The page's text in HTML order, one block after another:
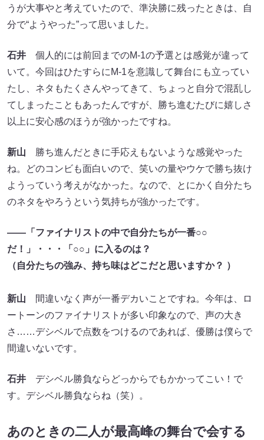
うが大事やと考えていたので、準決勝に残ったときは、自
分で“ようやった”って思いました。
石井 個人的には前回までのM-1の予選とは感覚が違って
いて。今回はひたすらにM-1を意識して舞台にも立ってい
たし、ネタもたくさんやってきて、ちょっと自分で混乱し
てしまったこともあったんですが、勝ち進むたびに嬉しさ
以上に安心感のほうが強かったですね。
新山 勝ち進んだときに手応えもないような感覚やった
ね。どのコンビも面白いので、笑いの量やウケで勝ち抜け
ようっていう考えがなかった。なので、とにかく自分たち
のネタをやろうという気持ちが強かったです。
――「ファイナリストの中で自分たちが一番○○
だ！」・・・「○○」に入るのは？
（自分たちの強み、持ち味はどこだと思いますか？ ）
新山 間違いなく声が一番デカいことですね。今年は、ロ
ートーンのファイナリストが多い印象なので、声の大き
さ……デシベルで点数をつけるのであれば、優勝は僕らで
間違いないです。
石井 デシベル勝負ならどっからでもかかってこい！で
す。デシベル勝負ならね（笑）。
あのときの二人が最高峰の舞台で会する